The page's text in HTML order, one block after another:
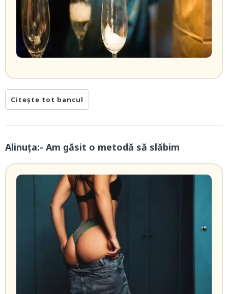
Citește tot bancul
Alinuța:- Am găsit o metodă să slăbim